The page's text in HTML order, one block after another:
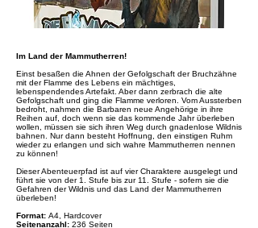
Im Land der Mammutherren!
Einst besaßen die Ahnen der Gefolgschaft der Bruchzähne
mit der Flamme des Lebens ein mächtiges,
lebenspendendes Artefakt. Aber dann zerbrach die alte
Gefolgschaft und ging die Flamme verloren. Vom Aussterben
bedroht, nahmen die Barbaren neue Angehörige in ihre
Reihen auf, doch wenn sie das kommende Jahr überleben
wollen, müssen sie sich ihren Weg durch gnadenlose Wildnis
bahnen. Nur dann besteht Hoffnung, den einstigen Ruhm
wieder zu erlangen und sich wahre Mammutherren nennen
zu können!
Dieser Abenteuerpfad ist auf vier Charaktere ausgelegt und
führt sie von der 1. Stufe bis zur 11. Stufe - sofern sie die
Gefahren der Wildnis und das Land der Mammutherren
überleben!
Format: A4, Hardcover
Seitenanzahl: 236 Seiten